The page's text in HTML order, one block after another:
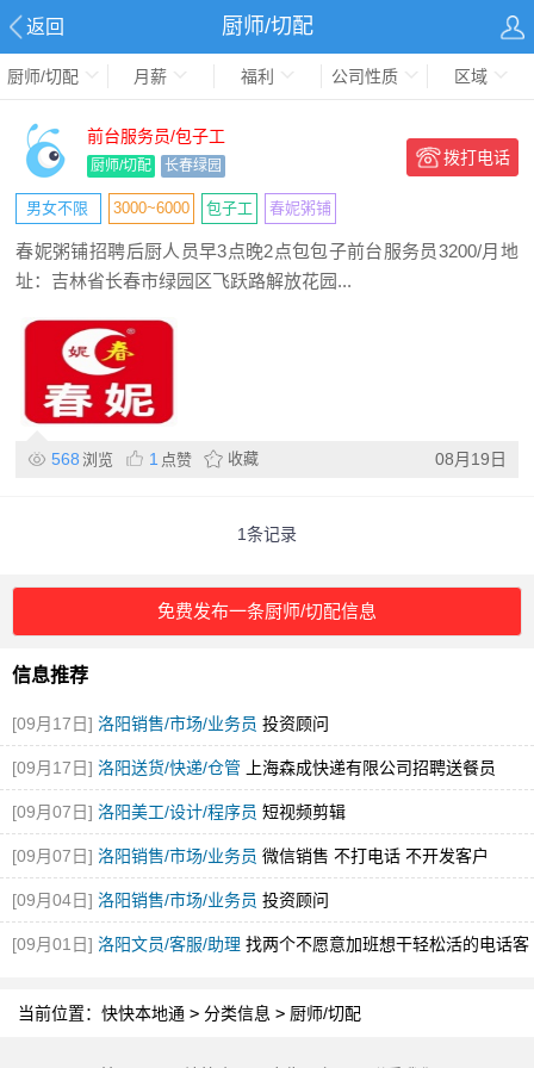
返回 厨师/切配
厨师/切配 月薪 福利 公司性质 区域
前台服务员/包子工
厨师/切配 长春绿园 拨打电话
男女不限 3000~6000 包子工 春妮粥铺
春妮粥铺招聘后厨人员早3点晚2点包包子前台服务员3200/月地
址：吉林省长春市绿园区飞跃路解放花园...
568 浏览 1 点赞 收藏 08月19日
1条记录
免费发布一条厨师/切配信息
信息推荐
[09月17日] 洛阳销售/市场/业务员 投资顾问
[09月17日] 洛阳送货/快递/仓管 上海森成快递有限公司招聘送餐员
[09月07日] 洛阳美工/设计/程序员 短视频剪辑
[09月07日] 洛阳销售/市场/业务员 微信销售 不打电话 不开发客户
[09月04日] 洛阳销售/市场/业务员 投资顾问
[09月01日] 洛阳文员/客服/助理 找两个不愿意加班想干轻松活的电话客
当前位置： 快快本地通 > 分类信息 > 厨师/切配